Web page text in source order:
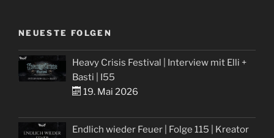
NEUESTE FOLGEN
Heavy Crisis Festival | Interview mit Elli +
Basti | I55
19. Mai 2026
Endlich wieder Feuer | Folge 115 | Kreator